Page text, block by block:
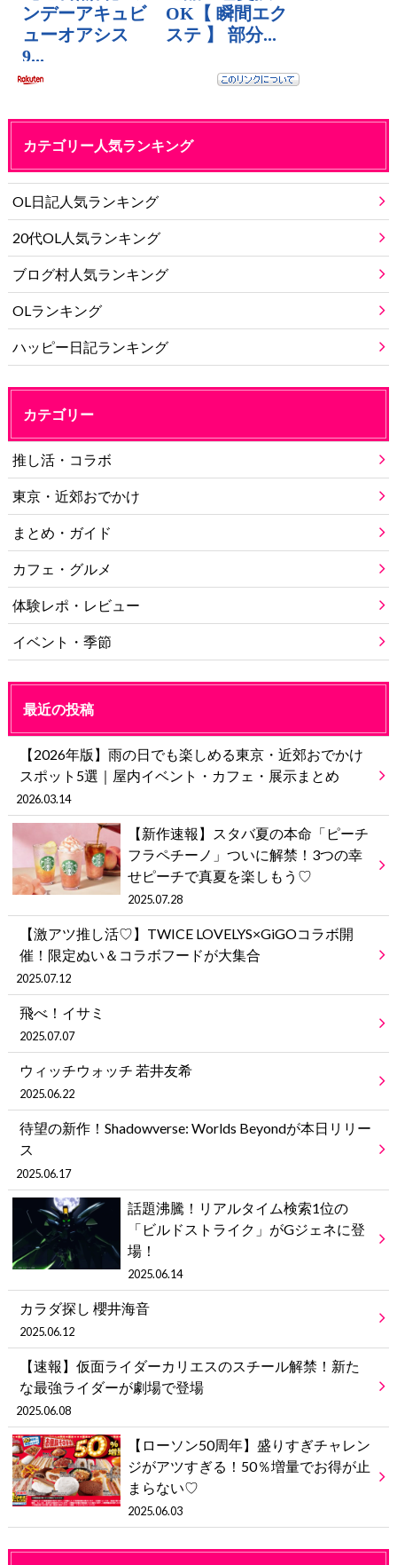
カテゴリー人気ランキング
OL日記人気ランキング
20代OL人気ランキング
ブログ村人気ランキング
OLランキング
ハッピー日記ランキング
カテゴリー
推し活・コラボ
東京・近郊おでかけ
まとめ・ガイド
カフェ・グルメ
体験レポ・レビュー
イベント・季節
最近の投稿
【2026年版】雨の日でも楽しめる東京・近郊おでかけ
スポット5選｜屋内イベント・カフェ・展示まとめ
2026.03.14
【新作速報】スタバ夏の本命「ピーチ
フラペチーノ」ついに解禁！3つの幸
せピーチで真夏を楽しもう♡
2025.07.28
【激アツ推し活♡】TWICE LOVELYS×GiGOコラボ開
催！限定ぬい＆コラボフードが大集合
2025.07.12
飛べ！イサミ
2025.07.07
ウィッチウォッチ 若井友希
2025.06.22
待望の新作！Shadowverse: Worlds Beyondが本日リリー
ス
2025.06.17
話題沸騰！リアルタイム検索1位の
「ビルドストライク」がGジェネに登
場！
2025.06.14
カラダ探し 櫻井海音
2025.06.12
【速報】仮面ライダーカリエスのスチール解禁！新た
な最強ライダーが劇場で登場
2025.06.08
【ローソン50周年】盛りすぎチャレン
ジがアツすぎる！50％増量でお得が止
まらない♡
2025.06.03